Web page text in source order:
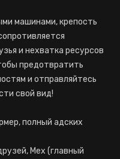
машинами, крепость
и нехватка ресурсов
предотвратить
и отправляйтесь
свой вид!
полный адских
Мех (главный